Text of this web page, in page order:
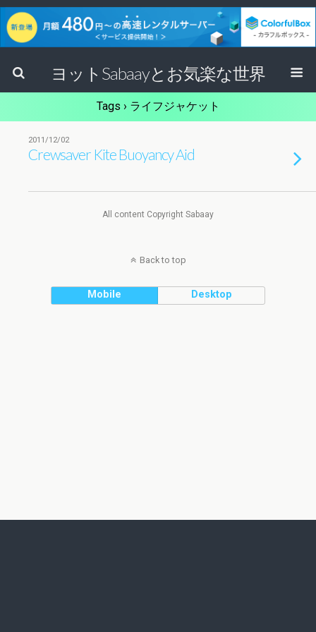
ヨットSabaayとお気楽な世界
Tags › ライフジャケット
2011/12/02
Crewsaver Kite Buoyancy Aid
All content Copyright Sabaay
Back to top
Mobile Desktop